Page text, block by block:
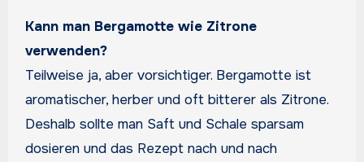
Kann man Bergamotte wie Zitrone
verwenden?
Teilweise ja, aber vorsichtiger. Bergamotte ist
aromatischer, herber und oft bitterer als Zitrone.
Deshalb sollte man Saft und Schale sparsam
dosieren und das Rezept nach und nach